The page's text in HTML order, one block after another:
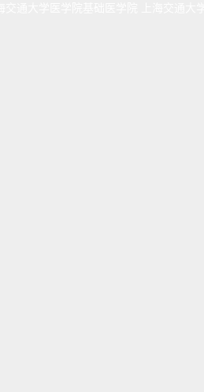
交通大学医学院基础医学院 上海交通大